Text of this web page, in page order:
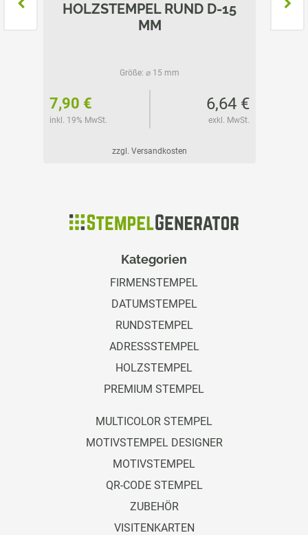
HOLZSTEMPEL RUND D-15
MM
Größe: ⌀ 15 mm
7,90 €
inkl. 19% MwSt.
6,64 €
exkl. MwSt.
zzgl. Versandkosten
Kategorien
FIRMENSTEMPEL
DATUMSTEMPEL
RUNDSTEMPEL
ADRESSSTEMPEL
HOLZSTEMPEL
PREMIUM STEMPEL
MULTICOLOR STEMPEL
MOTIVSTEMPEL DESIGNER
MOTIVSTEMPEL
QR-CODE STEMPEL
ZUBEHÖR
VISITENKARTEN